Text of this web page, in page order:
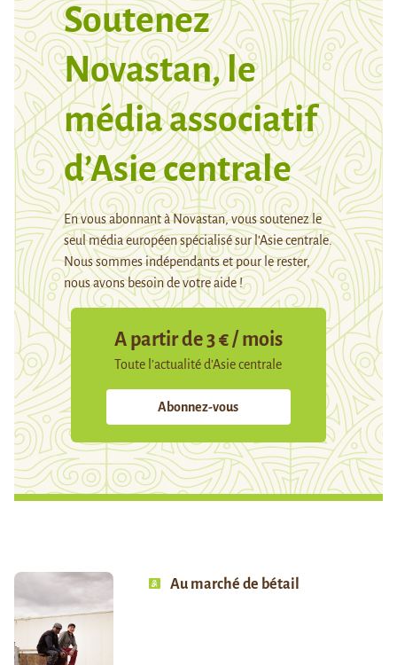
Soutenez
Novastan, le
média associatif
d’Asie centrale
En vous abonnant à Novastan, vous soutenez le
seul média européen spécialisé sur l’Asie centrale.
Nous sommes indépendants et pour le rester,
nous avons besoin de votre aide !
A partir de 3 € / mois
Toute l’actualité d’Asie centrale
Abonnez-vous
Au marché de bétail